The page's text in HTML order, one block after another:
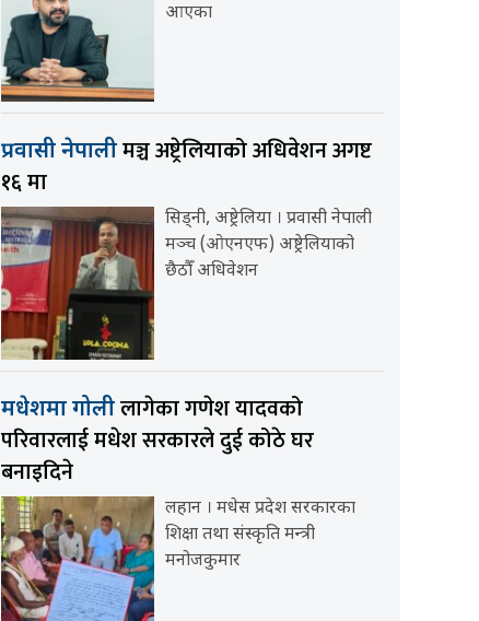
आएका
प्रवासी नेपालीमञ्च अष्ट्रेलियाको अधिवेशन अगष्ट
१६ मा
सिड्नी, अष्ट्रेलिया । प्रवासी नेपाली
मञ्च (ओएनएफ) अष्ट्रेलियाको
छैठौँ अधिवेशन
मधेशमा गोलीलागेका गणेश यादवको
परिवारलाई मधेश सरकारले दुई कोठे घर
बनाइदिने
लहान । मधेस प्रदेश सरकारका
शिक्षा तथा संस्कृति मन्त्री
मनोजकुमार